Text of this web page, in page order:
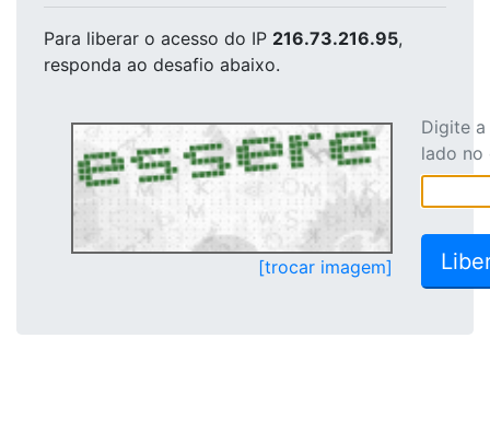
Para liberar o acesso do IP 216.73.216.95,
responda ao desafio abaixo.
[trocar imagem]
Digite
lado no